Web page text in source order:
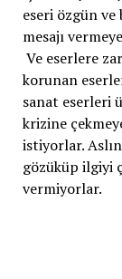
eseri özgün ve
mesajı
Ve eserlere
korunan
sanat eserleri
krizine
istiyorlar.
gözüküp ilgiyi
vermiyorlar.